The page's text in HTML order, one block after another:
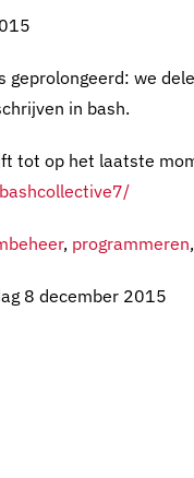
geprolongeerd: we
in bash.
tot op het laatste
, programmeren,
8 december 2015